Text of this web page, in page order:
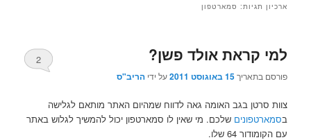
ארכיון תגיות: סמארטפון
למי קראת אולד פשן?
פורסם בתאריך15 באוגוסט 2011 על ידיהריב"ס
2
צוות סרטן בגב האומה גאה לדווח שמהיום האתר מותאם לגלישה
בסמארטפונים שלכם. מי שאין לו סמארטפון יכול להמשיך לגלוש באתר
עם הקומודור 64 שלו.